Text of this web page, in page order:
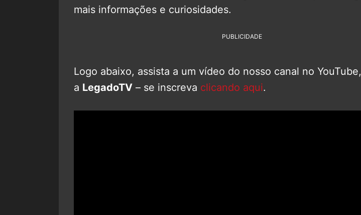
mais informações e curiosidades.
PUBLICIDADE
Logo abaixo, assista a um vídeo do nosso canal no YouTube,
a LegadoTV – se inscreva clicando aqui.